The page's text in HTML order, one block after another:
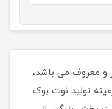
و معروف می باشد،
تولید نوت بوک